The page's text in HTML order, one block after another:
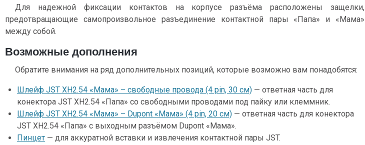
Для надежной фиксации контактов на корпусе разъёма расположены защелки,
предотвращающие самопроизвольное разъединение контактной пары «Папа» и «Мама»
между собой.
Возможные дополнения
Обратите внимания на ряд дополнительных позиций, которые возможно вам понадобятся:
Шлейф JST XH2.54 «Мама» – свободные провода (4 pin, 30 см) — ответная часть для
конектора JST XH2.54 «Папа» со свободными проводами под пайку или клеммник.
Шлейф JST XH2.54 «Мама» – Dupont «Мама» (4 pin, 20 см) — ответная часть для конектора
JST XH2.54 «Папа» с выходным разъёмом Dupont «Мама».
Пинцет — для аккуратной вставки и извлечения контактной пары JST.